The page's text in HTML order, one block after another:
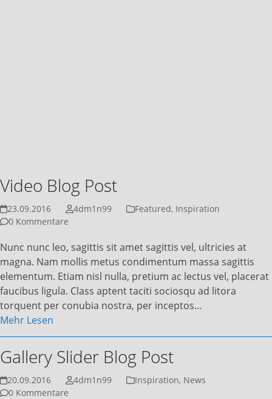
Video Blog Post
23.09.2016 4dm1n99 Featured, Inspiration
0 Kommentare
Nunc nunc leo, sagittis sit amet sagittis vel, ultricies at
magna. Nam mollis metus condimentum massa sagittis
elementum. Etiam nisl nulla, pretium ac lectus vel, placerat
faucibus ligula. Class aptent taciti sociosqu ad litora
torquent per conubia nostra, per inceptos…
Mehr Lesen
Gallery Slider Blog Post
20.09.2016 4dm1n99 Inspiration, News
0 Kommentare